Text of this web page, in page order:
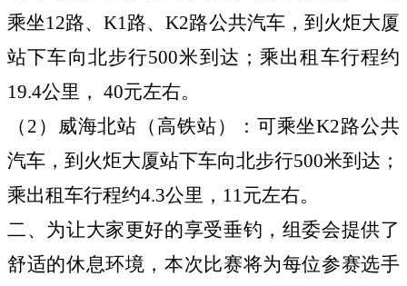
乘坐12路、K1路、K2路公共汽车，到火炬大厦
站下车向北步行500米到达；乘出租车行程约
19.4公里， 40元左右。
（2）威海北站（高铁站）：可乘坐K2路公共
汽车，到火炬大厦站下车向北步行500米到达；
乘出租车行程约4.3公里，11元左右。
二、为让大家更好的享受垂钓，组委会提供了
舒适的休息环境，本次比赛将为每位参赛选手